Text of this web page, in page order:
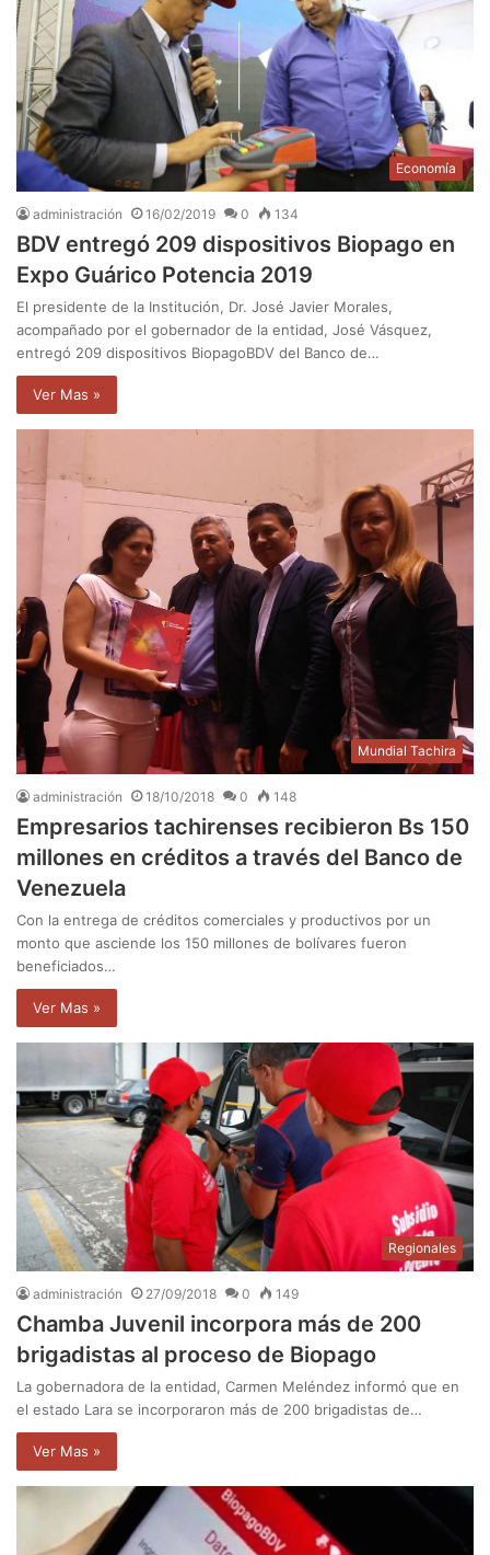
Economía
administración 16/02/2019 0 134
BDV entregó 209 dispositivos Biopago en
Expo Guárico Potencia 2019
El presidente de la Institución, Dr. José Javier Morales,
acompañado por el gobernador de la entidad, José Vásquez,
entregó 209 dispositivos BiopagoBDV del Banco de…
Ver Mas »
Mundial Tachira
administración 18/10/2018 0 148
Empresarios tachirenses recibieron Bs 150
millones en créditos a través del Banco de
Venezuela
Con la entrega de créditos comerciales y productivos por un
monto que asciende los 150 millones de bolívares fueron
beneficiados…
Ver Mas »
Regionales
administración 27/09/2018 0 149
Chamba Juvenil incorpora más de 200
brigadistas al proceso de Biopago
La gobernadora de la entidad, Carmen Meléndez informó que en
el estado Lara se incorporaron más de 200 brigadistas de…
Ver Mas »